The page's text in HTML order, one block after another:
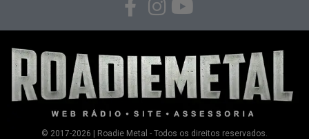
© 2017-2026 | Roadie Metal - Todos os direitos reservados.